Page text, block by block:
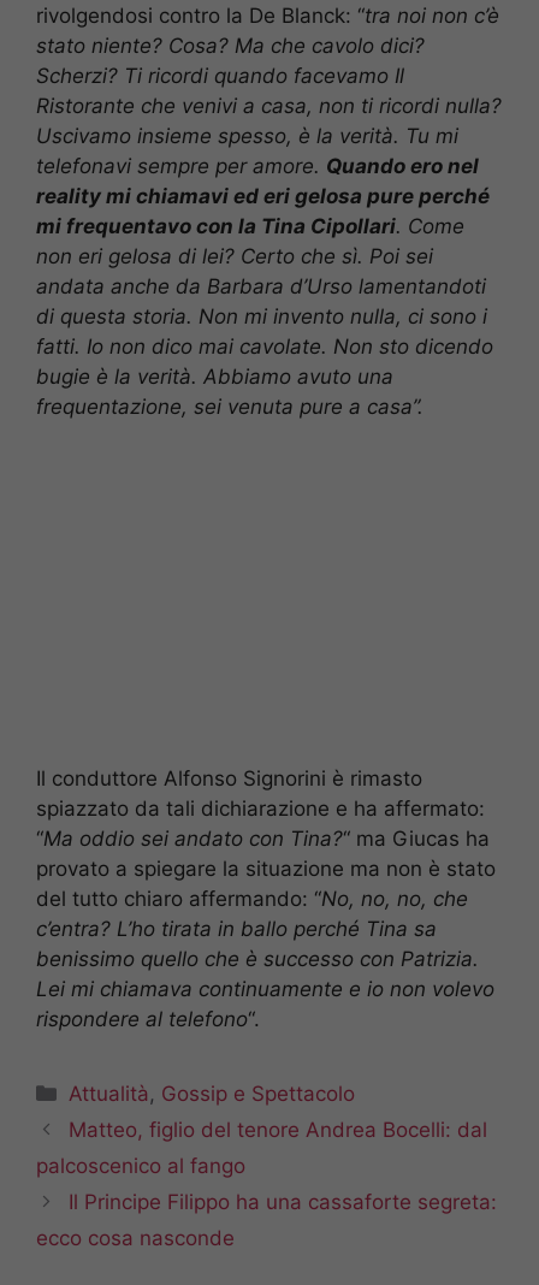
rivolgendosi contro la De Blanck: “tra noi non c’è
stato niente? Cosa? Ma che cavolo dici?
Scherzi? Ti ricordi quando facevamo Il
Ristorante che venivi a casa, non ti ricordi nulla?
Uscivamo insieme spesso, è la verità. Tu mi
telefonavi sempre per amore. Quando ero nel
reality mi chiamavi ed eri gelosa pure perché
mi frequentavo con la Tina Cipollari. Come
non eri gelosa di lei? Certo che sì. Poi sei
andata anche da Barbara d’Urso lamentandoti
di questa storia. Non mi invento nulla, ci sono i
fatti. Io non dico mai cavolate. Non sto dicendo
bugie è la verità. Abbiamo avuto una
frequentazione, sei venuta pure a casa”.
Il conduttore Alfonso Signorini è rimasto
spiazzato da tali dichiarazione e ha affermato:
“Ma oddio sei andato con Tina?“ ma Giucas ha
provato a spiegare la situazione ma non è stato
del tutto chiaro affermando: “No, no, no, che
c’entra? L’ho tirata in ballo perché Tina sa
benissimo quello che è successo con Patrizia.
Lei mi chiamava continuamente e io non volevo
rispondere al telefono“.
Categorie
Attualità , Gossip e Spettacolo
Matteo, figlio del tenore Andrea Bocelli: dal
palcoscenico al fango
Il Principe Filippo ha una cassaforte segreta:
ecco cosa nasconde